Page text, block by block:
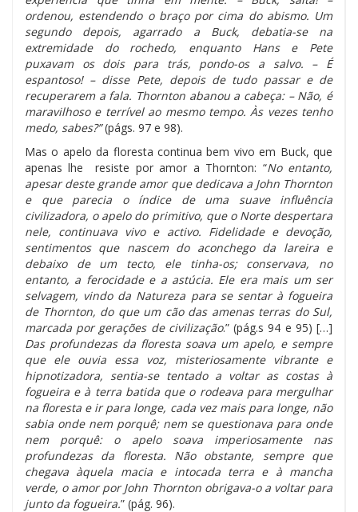
ordenou, estendendo o braço por cima do abismo. Um
segundo depois, agarrado a Buck, debatia-se na
extremidade do rochedo, enquanto Hans e Pete
puxavam os dois para trás, pondo-os a salvo. – É
espantoso! – disse Pete, depois de tudo passar e de
recuperarem a fala. Thornton abanou a cabeça: – Não, é
maravilhoso e terrível ao mesmo tempo. Às vezes tenho
medo, sabes?”(págs. 97 e 98).
Mas o apelo da floresta continua bem vivo em Buck, que
apenas lhe resiste por amor a Thornton: “No entanto,
apesar deste grande amor que dedicava a John Thornton
e que parecia o índice de uma suave influência
civilizadora, o apelo do primitivo, que o Norte despertara
nele, continuava vivo e activo. Fidelidade e devoção,
sentimentos que nascem do aconchego da lareira e
debaixo de um tecto, ele tinha-os; conservava, no
entanto, a ferocidade e a astúcia. Ele era mais um ser
selvagem, vindo da Natureza para se sentar à fogueira
de Thornton, do que um cão das amenas terras do Sul,
marcada por gerações de civilização.” (pág.s 94 e 95) […]
Das profundezas da floresta soava um apelo, e sempre
que ele ouvia essa voz, misteriosamente vibrante e
hipnotizadora, sentia-se tentado a voltar as costas à
fogueira e à terra batida que o rodeava para mergulhar
na floresta e ir para longe, cada vez mais para longe, não
sabia onde nem porquê; nem se questionava para onde
nem porquê: o apelo soava imperiosamente nas
profundezas da floresta. Não obstante, sempre que
chegava àquela macia e intocada terra e à mancha
verde, o amor por John Thornton obrigava-o a voltar para
junto da fogueira.” (pág. 96).